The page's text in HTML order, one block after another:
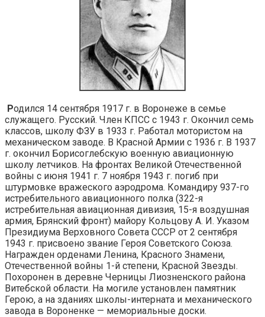
Родился 14 сентября 1917 г. в Воронеже в семье
служащего. Русский. Член КПСС с 1943 г. Окончил семь
классов, школу ФЗУ в 1933 г. Работал мотористом на
механическом заводе. В Красной Армии с 1936 г. В 1937
г. окончил Борисоглебскую военную авиационную
школу летчиков. На фронтах Великой Отечественной
войны с июня 1941 г. 7 ноября 1943 г. погиб при
штурмовке вражеского аэродрома. Командиру 937-го
истребительного авиационного полка (322-я
истребительная авиационная дивизия, 15-я воздушная
армия, Брянский фронт) майору Кольцову А. И. Указом
Президиума Верховного Со­вета СССР от 2 сентября
1943 г. присвоено звание Героя Советского Союза.
Награжден орденами Ленина, Красного Знамени,
Отечественной войны 1-й степени, Красной Звез­ды.
Похоронен в деревне Черницы Лиозненского района
Ви­тебской области. На могиле установлен памятник
Герою, а на зданиях школы-интерната и механического
завода в Вороне­нке — мемориальные доски.